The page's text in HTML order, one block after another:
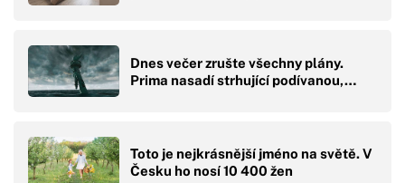
Dnes večer zrušte všechny plány.
Prima nasadí strhující podívanou,…
Toto je nejkrásnější jméno na světě. V
Česku ho nosí 10 400 žen